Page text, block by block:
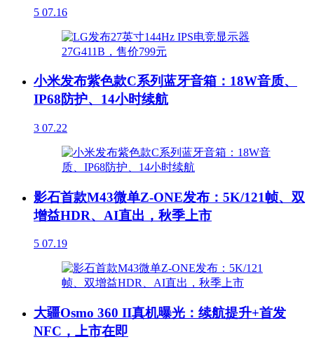
5 07.16
小米发布紫色款C系列蓝牙音箱：18W音质、
IP68防护、14小时续航
3 07.22
影石首款M43微单Z-ONE发布：5K/121帧、双
增益HDR、AI直出，秋季上市
5 07.19
大疆Osmo 360 II真机曝光：续航提升+首发
NFC，上市在即